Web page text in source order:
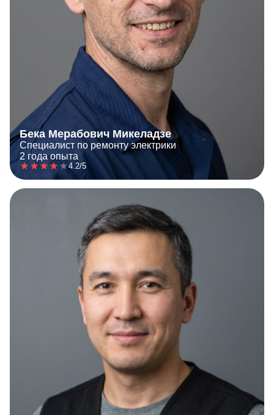
Бека Мерабович Микеладзе
Специалист по ремонту электрики
2 года опыта
4.2/5